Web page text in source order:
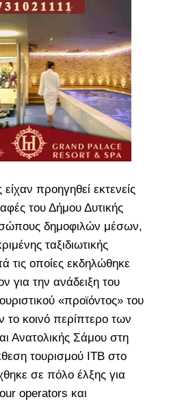
προηγηθεί εκτενείς
του Δήμου Δυτικής
δημοφιλών μέσων,
ταξιδιωτικής
τις οποίες εκδηλώθηκε
για την ανάδειξη του
«προϊόντος» του
το κοινό περίπτερο των
Ανατολικής Σάμου στη
τουρισμού ITB στο
σε πόλο έλξης για
operators και